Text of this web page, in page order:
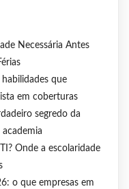
Necessária Antes
habilidades que
em coberturas
segredo da
academia
Onde a escolaridade
o que empresas em